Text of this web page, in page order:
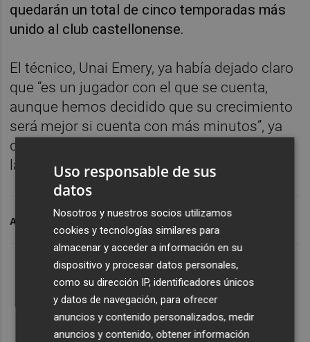
quedarán un total de cinco temporadas más
unido al club castellonense.
El técnico, Unai Emery, ya había dejado claro
que “es un jugador con el que se cuenta,
aunque hemos decidido que su crecimiento
será mejor si cuenta con más minutos”, ya
que se le considera uno de los jugadores de
la cantera del Villarreal de más proyección.
ARCHIVADO EN VILLAR
Uso responsable de sus
datos
Nosotros y nuestros socios utilizamos
cookies y tecnologías similares para
almacenar y acceder a información en su
dispositivo y procesar datos personales,
como su dirección IP, identificadores únicos
y datos de navegación, para ofrecer
anuncios y contenido personalizados, medir
anuncios y contenido, obtener información